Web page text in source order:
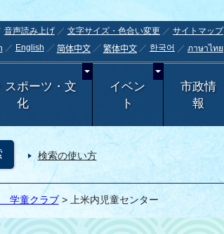
音声読み上げ 文字サイズ・色合い変更
サイトマップ
English 简体中文 繁体中文 한국어 ภาษาไทย
スポーツ・文
化
イベン
ト
市政情
報
検索の使い方
学童クラブ> 上米内児童センター